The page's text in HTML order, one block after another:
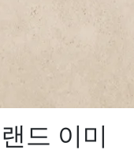
드 이미